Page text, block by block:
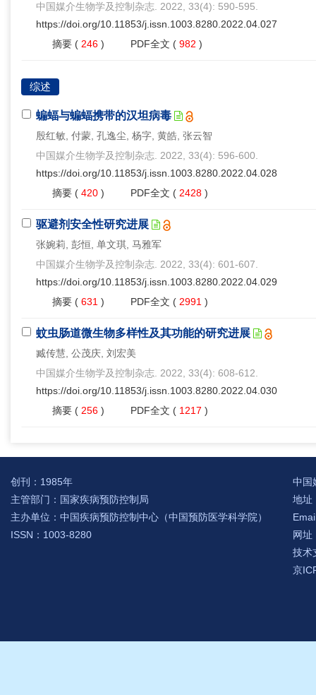
中国媒介生物学及控制杂志. 2022, 33(4): 590-595.
https://doi.org/10.11853/j.issn.1003.8280.2022.04.027
摘要 ( 246 ) PDF全文 ( 982 )
综述
蝙蝠与蝙蝠携带的汉坦病毒
殷红敏, 付蒙, 孔逸尘, 杨字, 黄皓, 张云智
中国媒介生物学及控制杂志. 2022, 33(4): 596-600.
https://doi.org/10.11853/j.issn.1003.8280.2022.04.028
摘要 ( 420 ) PDF全文 ( 2428 )
驱避剂安全性研究进展
张婉莉, 彭恒, 单文琪, 马雅军
中国媒介生物学及控制杂志. 2022, 33(4): 601-607.
https://doi.org/10.11853/j.issn.1003.8280.2022.04.029
摘要 ( 631 ) PDF全文 ( 2991 )
蚊虫肠道微生物多样性及其功能的研究进展
臧传慧, 公茂庆, 刘宏美
中国媒介生物学及控制杂志. 2022, 33(4): 608-612.
https://doi.org/10.11853/j.issn.1003.8280.2022.04.030
摘要 ( 256 ) PDF全文 ( 1217 )
创刊：1985年
主管部门：国家疾病预防控制局
主办单位：中国疾病预防控制中心（中国预防医学科学院）
ISSN：1003-8280
中国
地址
网址
技术
京